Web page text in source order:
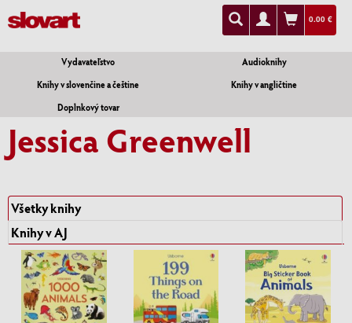
0.00 €
Vydavateľstvo
Audioknihy
Knihy v slovenčine a češtine
Knihy v angličtine
Doplnkový tovar
Jessica Greenwell
Všetky knihy
Knihy v AJ